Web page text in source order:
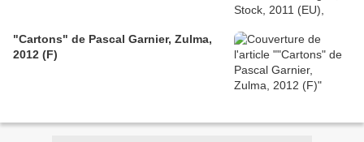
"Cartons" de Pascal Garnier, Zulma,
2012 (F)